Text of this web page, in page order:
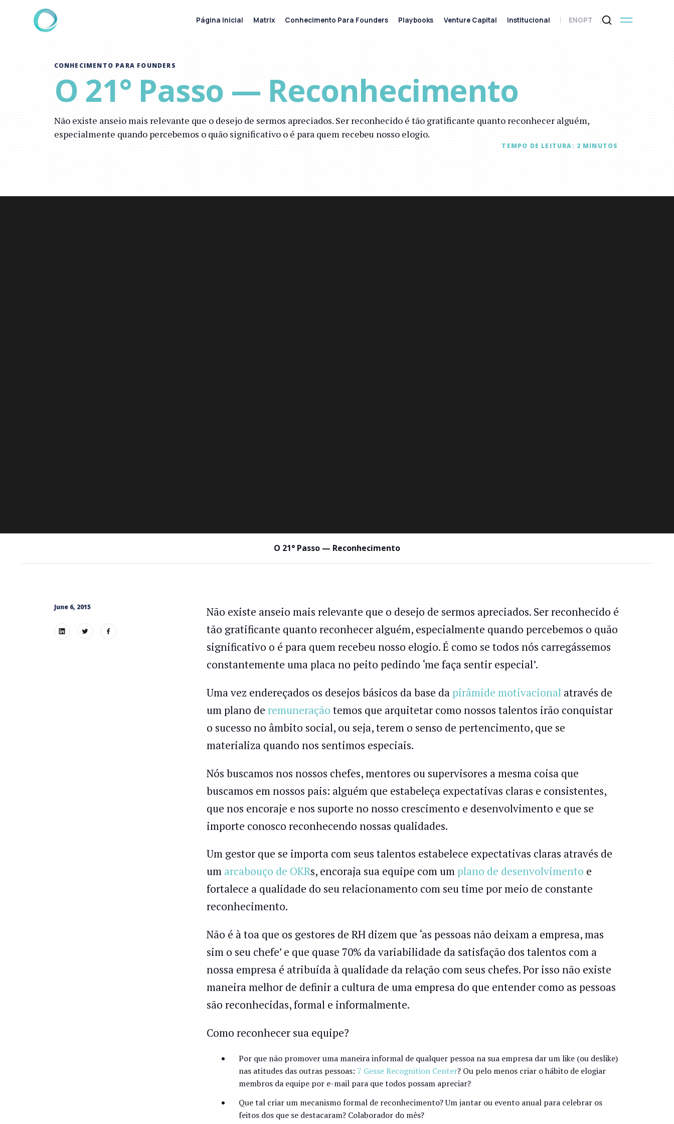
CONHECIMENTO PARA FOUNDERS
O 21° Passo — Reconhecimento
Não existe anseio mais relevante que o desejo de sermos apreciados. Ser reconhecido é tão gratificante quanto reconhecer alguém,
especialmente quando percebemos o quão significativo o é para quem recebeu nosso elogio.
TEMPO DE LEITURA: 2 MINUTOS
O 21° Passo — Reconhecimento
June 6, 2015
Não existe anseio mais relevante que o desejo de sermos apreciados. Ser reconhecido é
tão gratificante quanto reconhecer alguém, especialmente quando percebemos o quão
significativo o é para quem recebeu nosso elogio. É como se todos nós carregássemos
constantemente uma placa no peito pedindo ‘me faça sentir especial’.
Uma vez endereçados os desejos básicos da base dapirâmide motivacionalatravés de
um plano de remuneração temos que arquitetar como nossos talentos irão conquistar
o sucesso no âmbito social, ou seja, terem o senso de pertencimento, que se
materializa quando nos sentimos especiais.
Nós buscamos nos nossos chefes, mentores ou supervisores a mesma coisa que
buscamos em nossos pais: alguém que estabeleça expectativas claras e consistentes,
que nos encoraje e nos suporte no nosso crescimento e desenvolvimento e que se
importe conosco reconhecendo nossas qualidades.
Um gestor que se importa com seus talentos estabelece expectativas claras através de
um arcabouço de OKRs, encoraja sua equipe com umplano de desenvolvimento e
fortalece a qualidade do seu relacionamento com seu time por meio de constante
reconhecimento.
Não é à toa que os gestores de RH dizem que ‘as pessoas não deixam a empresa, mas
sim o seu chefe’ e que quase 70% da variabilidade da satisfação dos talentos com a
nossa empresa é atribuída à qualidade da relação com seus chefes. Por isso não existe
maneira melhor de definir a cultura de uma empresa do que entender como as pessoas
são reconhecidas, formal e informalmente.
Como reconhecer sua equipe?
Por que não promover uma maneira informal de qualquer pessoa na sua empresa dar um like (ou deslike)
nas atitudes das outras pessoas: 7 Gesse Recognition Center? Ou pelo menos criar o hábito de elogiar
membros da equipe por e-mail para que todos possam apreciar?
Que tal criar um mecanismo formal de reconhecimento? Um jantar ou evento anual para celebrar os
feitos dos que se destacaram? Colaborador do mês?
Página Inicial Matrix Conhecimento Para Founders Playbooks Venture Capital Institucional ENGPT